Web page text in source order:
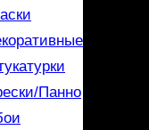
панно